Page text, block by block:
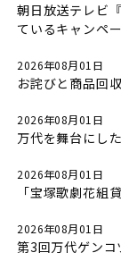
朝日放送テレビ
ているキャンペ
2026年08月01日
お詫びと商品回
2026年08月01日
万代を舞台にし
2026年08月01日
「宝塚歌劇花組
2026年08月01日
第3回万代ゲン